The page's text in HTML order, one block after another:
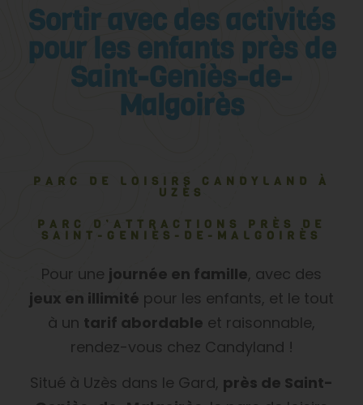
Sortir avec des activités
pour les enfants près de
Saint-Geniès-de-
Malgoirès
PARC DE LOISIRS CANDYLAND À
UZÈS
PARC D’ATTRACTIONS PRÈS DE
SAINT-GENIÈS-DE-MALGOIRÈS
Pour une journée en famille, avec des
jeux en illimité pour les enfants, et le tout
à un tarif abordable et raisonnable,
rendez-vous chez Candyland !
Situé à Uzès dans le Gard, près de Saint-